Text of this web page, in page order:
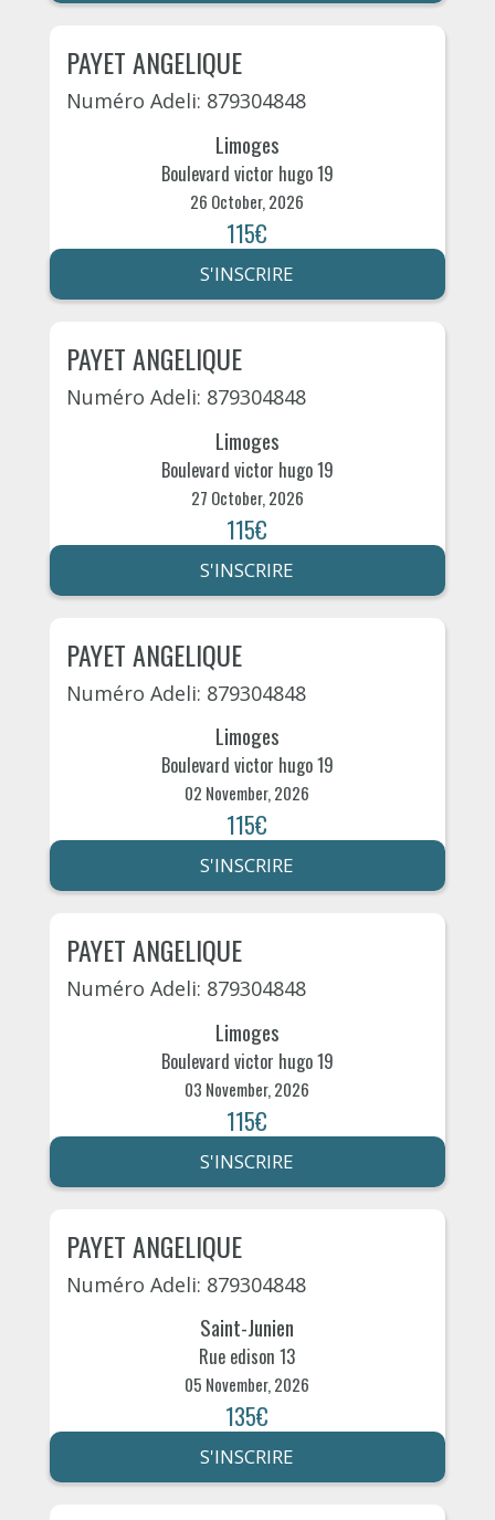
PAYET ANGELIQUE
Numéro Adeli: 879304848
Limoges
Boulevard victor hugo 19
26 October, 2026
115€
S'INSCRIRE
PAYET ANGELIQUE
Numéro Adeli: 879304848
Limoges
Boulevard victor hugo 19
27 October, 2026
115€
S'INSCRIRE
PAYET ANGELIQUE
Numéro Adeli: 879304848
Limoges
Boulevard victor hugo 19
02 November, 2026
115€
S'INSCRIRE
PAYET ANGELIQUE
Numéro Adeli: 879304848
Limoges
Boulevard victor hugo 19
03 November, 2026
115€
S'INSCRIRE
PAYET ANGELIQUE
Numéro Adeli: 879304848
Saint-Junien
Rue edison 13
05 November, 2026
135€
S'INSCRIRE